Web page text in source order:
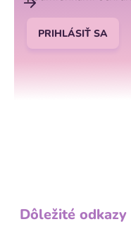
PRIHLÁSIŤ SA
Dôležité odkazy